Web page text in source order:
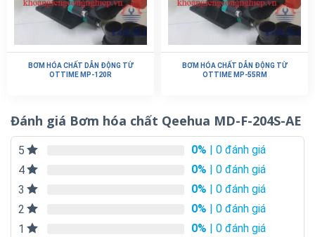
BƠM HÓA CHẤT DẪN ĐỘNG TỪ
OTTIME MP-120R
BƠM HÓA CHẤT DẪN ĐỘNG TỪ
OTTIME MP-55RM
Đánh giá Bơm hóa chất Qeehua MD-F-204S-AE
5 0% | 0 đánh giá
4
0% | 0 đánh giá
3
0% | 0 đánh giá
2
0% | 0 đánh giá
1
0% | 0 đánh giá